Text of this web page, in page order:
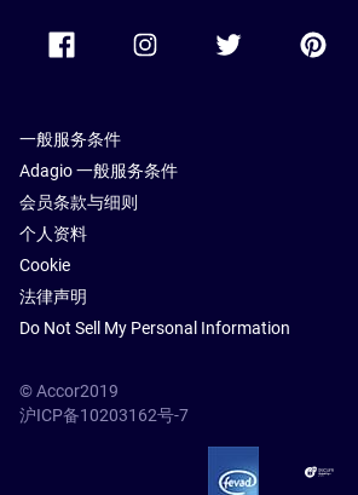
一般服务条件
Adagio 一般服务条件
会员条款与细则
个人资料
Cookie
法律声明
Do Not Sell My Personal Information
© Accor2019
沪ICP备10203162号-7